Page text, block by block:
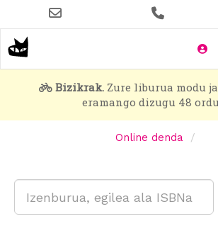
main
content
Bizikrak.Zure liburua modu
eramango dizugu 48
Online denda